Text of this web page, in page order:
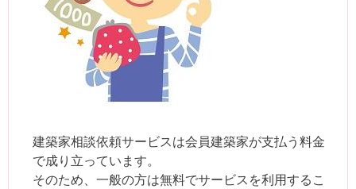
建築家相談依頼サービスは会員建築家が支払う料金
で成り立っています。
そのため、一般の方は無料でサービスを利用するこ